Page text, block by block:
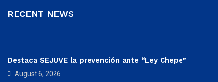
RECENT NEWS
Destaca SEJUVE la prevención ante “Ley Chepe”
August 6, 2026